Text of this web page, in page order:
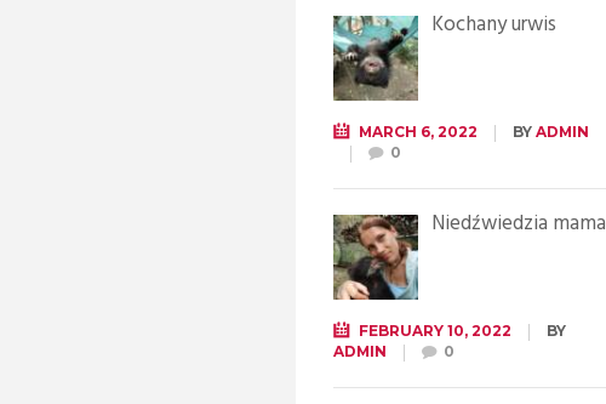
Kochany urwis
MARCH 6, 2022 BY ADMIN
0
Niedźwiedzia mama
FEBRUARY 10, 2022
BY
ADMIN
0